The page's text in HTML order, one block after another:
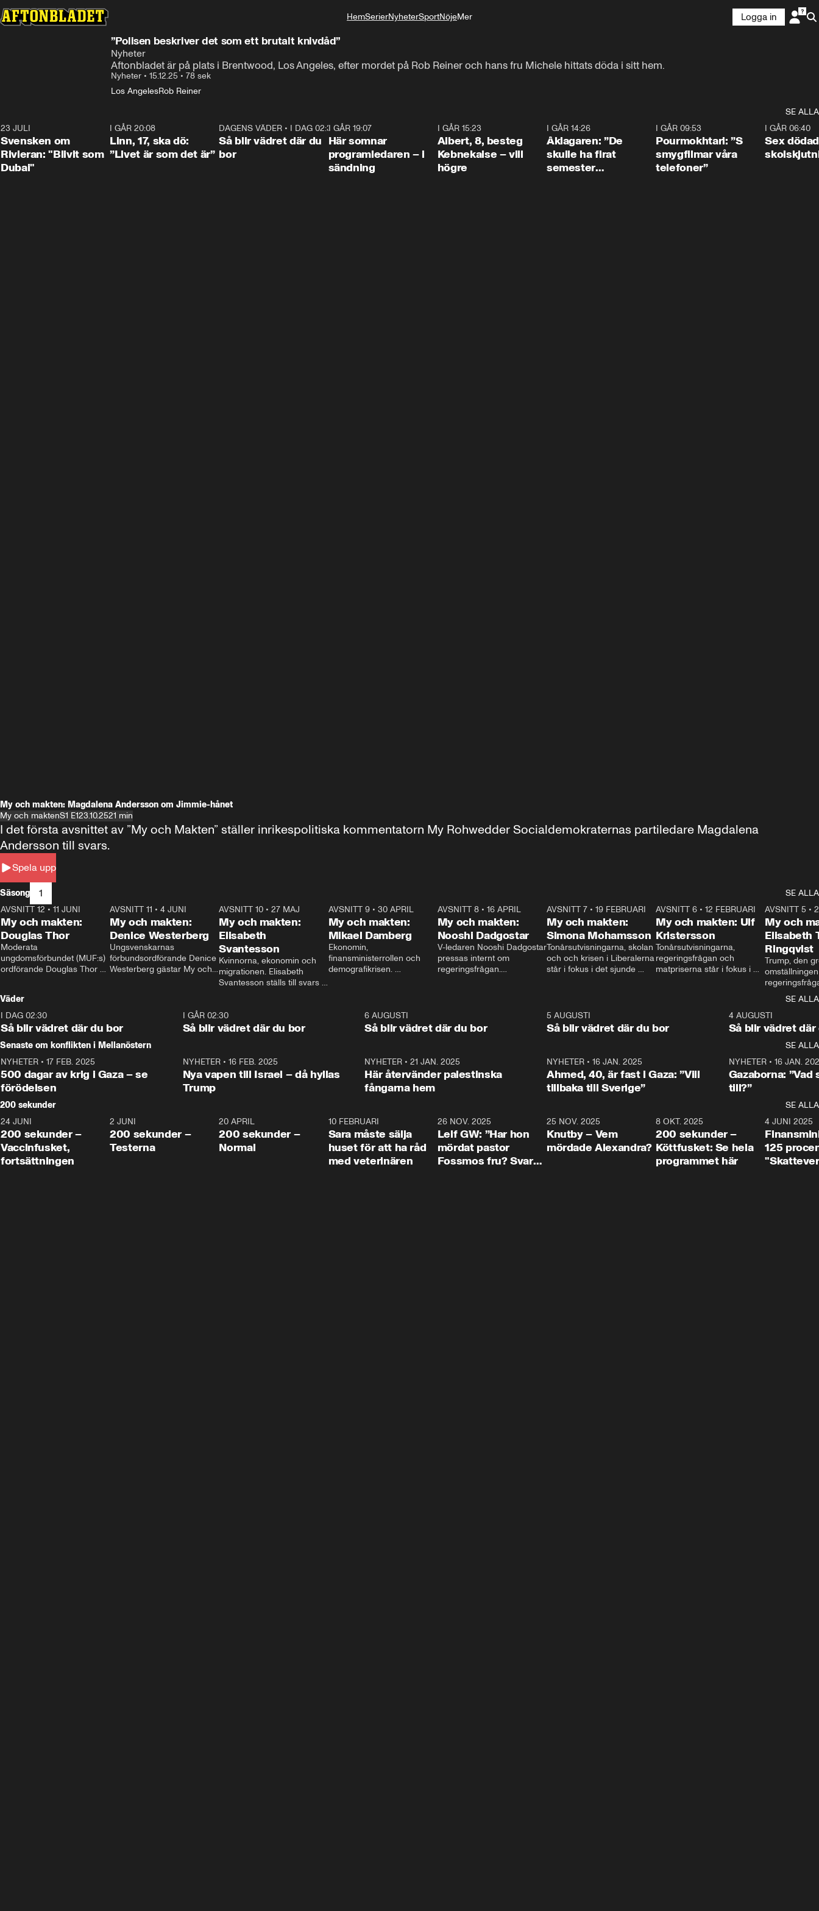
HemSerierNyheterSportNöjeMer
Logga in
”Polisen beskriver det som ett brutalt knivdåd”
Nyheter
Aftonbladet är på plats i Brentwood, Los Angeles, efter mordet på Rob Reiner och hans fru Michele hittats döda i sitt hem.
Nyheter • 15.12.25 • 78 sek
Los AngelesRob Reiner
SE ALLA
23 JULI
Svensken om
Rivieran: "Blivit som
Dubai"
I GÅR 20:08
Linn, 17, ska dö:
”Livet är som det är”
1:06
DAGENS VÄDER • I DAG 02:30
Så blir vädret där du
bor
I GÅR 19:07
Här somnar
programledaren – i
sändning
I GÅR 15:23
Albert, 8, besteg
Kebnekaise – vill
högre
I GÅR 14:26
Åklagaren: ”De
skulle ha firat
semester
I GÅR 09:53
Pourmokhtari: ”S
smygfilmar våra
telefoner”
I GÅR 06:40
Sex
My och makten: Magdalena Andersson om Jimmie-hånet
My och maktenS1 E123.10.2521 min
Spela upp
I det första avsnittet av ”My och Makten” ställer inrikespolitiska kommentatorn My Rohwedder Socialdemokraternas partiledare Magdalena
Andersson till svars.
Säsong 1
SE ALLA
26:27
AVSNITT 12 • 11 JUNI
My och makten:
Douglas Thor
Moderata
ungdomsförbundet (MUF:s)
ordförande Douglas Thor
tonårsutvisningarna och hur
Moderaterna ska locka
väljare till valet i höst.
23:40
AVSNITT 11 •4 JUNI
My och makten:
Denice Westerberg
Ungsvenskarnas
förbundsordförande Denice
Westerberg gästar My och
AVSNITT 10 •27 MAJ
My och makten:
Elisabeth
Svantesson
Kvinnorna, ekonomin och
migrationen. Elisabeth
Svantesson ställs till svars
AVSNITT 9• 30 APRIL
My och makten:
Mikael Damberg
Ekonomin,
finansministerrollen och
demografikrisen.
och Makten.
AVSNITT 8• 16 APRIL
My och makten:
Nooshi Dadgostar
V-ledaren Nooshi Dadgostar
pressas internt om
regeringsfrågan.
– Vi ställer upp i val. Ska vi
vara med så sitter vi förstås
24:30
AVSNITT 7• 19 FEBRUARI
My och makten:
Simona Mohamsson
Tonårsutvisningarna, skolan
och och krisen i Liberalerna
står i fokus i det sjunde
kommentator My
Rohwedder ställer
utbildnings- och
Mohamsson till svars.
27:30
AVSNITT 6 •12 FEBRUARI
My och makten: Ulf
Kristersson
Tonårsutvisningarna,
regeringsfrågan och
matpriserna står i fokus i
Rohwedder ställer
statsminister Ulf Kristersson
AVSNITT 5 •
My och
Elisabeth
Ringqvist
Trump, den
centrum i
avsnittet av
Makten”. Se
Aftonbladets
Rohwedder
Thand Ring
Väder
SE ALLA
I DAG 02:30
Så blir vädret där du bor
1:06
I GÅR 02:30
Så blir vädret där du bor
6 AUGUSTI
Så blir vädret där du bor
5 AUGUSTI
Så blir vädret där du bor
4 AUGUSTI
Så blir vädret där
Senaste om konflikten i Mellanöstern
SE ALLA
NYHETER • 17 FEB. 2025
500 dagar av krig i Gaza – se
förödelsen
NYHETER• 16 FEB. 2025
Nya vapen till Israel – då hyllas
Trump
NYHETER •21 JAN. 2025
Här återvänder palestinska
fångarna hem
NYHETER• 16 JAN. 2025
Ahmed, 40, är fast i Gaza: ”Vill
tillbaka till Sverige”
NYHETER• 16 JAN.
Gazaborna:
till?”
200 sekunder
SE ALLA
5:00
24 JUNI
200 sekunder –
Vaccinfusket,
fortsättningen
4:23
2 JUNI
200 sekunder –
Testerna
20 APRIL
200 sekunder –
Normal
10 FEBRUARI
Sara måste sälja
huset för att ha råd
med veterinären
26 NOV. 2025
Leif GW: ”Har hon
mördat pastor
Fossmos fru? Svar
31:05
25 NOV. 2025
Knutby – Vem
mördade Alexandra?
4:29
8 OKT. 2025
200 sekunder –
Köttfusket: Se hela
programmet här
4 JUNI 2025
125